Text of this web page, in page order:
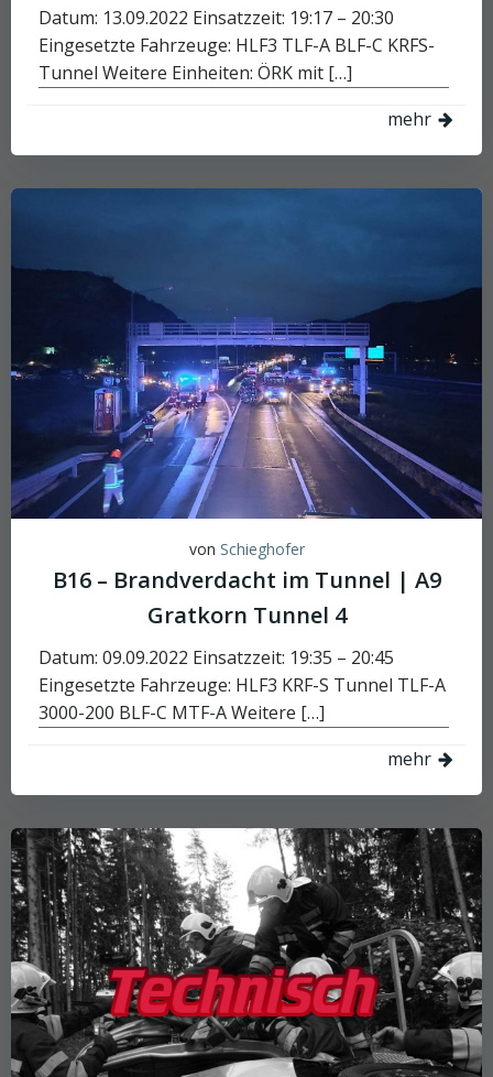
Datum: 13.09.2022 Einsatzzeit: 19:17 – 20:30
Eingesetzte Fahrzeuge: HLF3 TLF-A BLF-C KRFS-
Tunnel Weitere Einheiten: ÖRK mit […]
mehr
von Schieghofer
B16 – Brandverdacht im Tunnel | A9
Gratkorn Tunnel 4
Datum: 09.09.2022 Einsatzzeit: 19:35 – 20:45
Eingesetzte Fahrzeuge: HLF3 KRF-S Tunnel TLF-A
3000-200 BLF-C MTF-A Weitere […]
mehr